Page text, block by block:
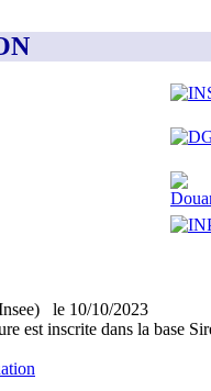
le 10/10/2023
est inscrite dans la base